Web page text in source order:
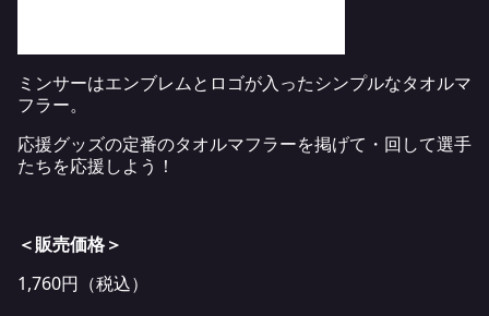
ミンサーはエンブレムとロゴが入ったシンプルなタオルマ
フラー。
応援グッズの定番のタオルマフラーを掲げて・回して選手
たちを応援しよう！
＜販売価格＞
1,760円（税込）